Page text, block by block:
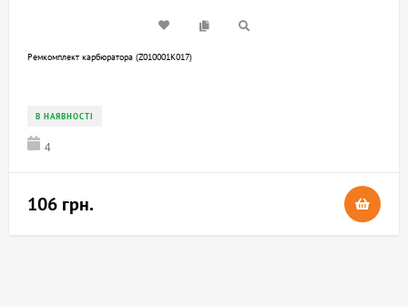
Ремкомплект карбюратора (Z010001K017)
В НАЯВНОСТІ
4
106 грн.